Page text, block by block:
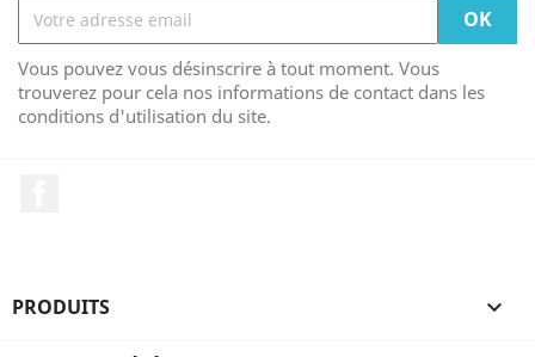
Vous pouvez vous désinscrire à tout moment. Vous
trouverez pour cela nos informations de contact dans les
conditions d'utilisation du site.
PRODUITS 